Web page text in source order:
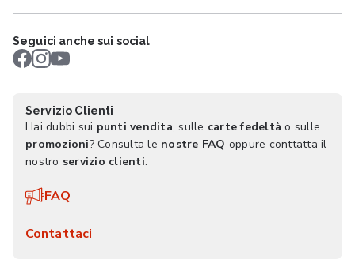
Seguici anche sui social
Servizio Clienti
Hai dubbi sui punti vendita, sulle carte fedeltà o sulle
promozioni? Consulta le nostre FAQ oppure conttatta il
nostro servizio clienti.
FAQ
Contattaci